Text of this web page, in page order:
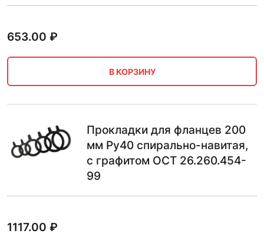
653.00 ₽
В КОРЗИНУ
Прокладки для фланцев 200
мм Ру40 спирально-навитая,
с графитом ОСТ 26.260.454-
99
1117.00 ₽